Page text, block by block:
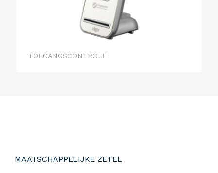
TOEGANGSCONTROLE
MAATSCHAPPELIJKE ZETEL